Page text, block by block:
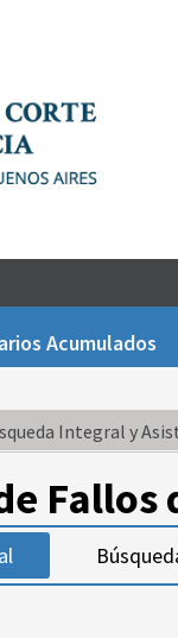
Acumulados
Integral y
Fallos